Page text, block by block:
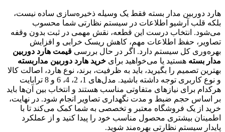
هارد دوربین مدار بسته فقط یک وسیله ذخیره‌سازی ساده نیست،
بلکه قلب آرشیو اطلاعات در سیستم نظارتی شما محسوب
می‌شود. انتخاب درست این قطعه، نقش مهمی در ثبت بدون وقفه
تصاویر، حفظ اطلاعات مهم، کاهش ریسک خرابی و افزایش
بهره‌وری کل سیستم دارد. اگر در حال بررسی قیمت هارد دوربین
مدار بسته هستید یا می‌خواهید برای خرید هارد دوربین مداربسته
بهترین تصمیم را بگیرید، باید به ظرفیت، برند، نوع هارد، اصالت کالا
و نوع کاربری توجه داشته باشید. مدل‌های 1، 2، 4، 6 و 8 ترابایت
هرکدام برای نیازهای متفاوتی مناسب هستند و انتخاب بین آن‌ها باید
بر اساس حجم ضبط و مدت نگهداری تصاویر انجام شود. در نهایت،
خرید از یک فروشگاه معتبر و تخصصی به شما کمک می‌کند تا با
اطمینان بیشتری محصول مناسب خود را پیدا کنید و از عملکرد
پایدار سیستم نظارتی بهره‌مند شوید.